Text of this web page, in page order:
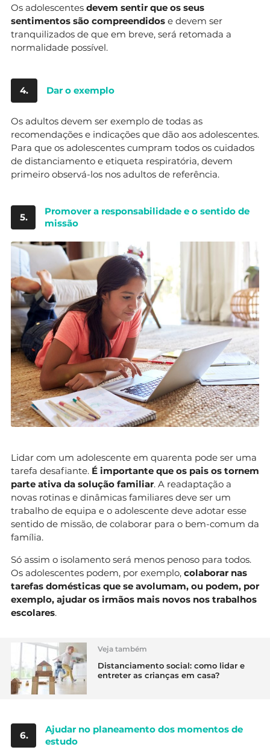
Os adolescentes devem sentir que os seus
sentimentos são compreendidos e devem ser
tranquilizados de que em breve, será retomada a
normalidade possível.
4. Dar o exemplo
Os adultos devem ser exemplo de todas as
recomendações e indicações que dão aos adolescentes.
Para que os adolescentes cumpram todos os cuidados
de distanciamento e etiqueta respiratória, devem
primeiro observá-los nos adultos de referência.
5.
Promover a responsabilidade e o sentido de
missão
Lidar com um adolescente em quarenta pode ser uma
tarefa desafiante. É importante que os pais os tornem
parte ativa da solução familiar. A readaptação a
novas rotinas e dinâmicas familiares deve ser um
trabalho de equipa e o adolescente deve adotar esse
sentido de missão, de colaborar para o bem-comum da
família.
Só assim o isolamento será menos penoso para todos.
Os adolescentes podem, por exemplo, colaborar nas
tarefas domésticas que se avolumam, ou podem, por
exemplo, ajudar os irmãos mais novos nos trabalhos
escolares.
Veja também
Distanciamento social: como lidar e
entreter as crianças em casa?
6.
Ajudar no planeamento dos momentos de
estudo